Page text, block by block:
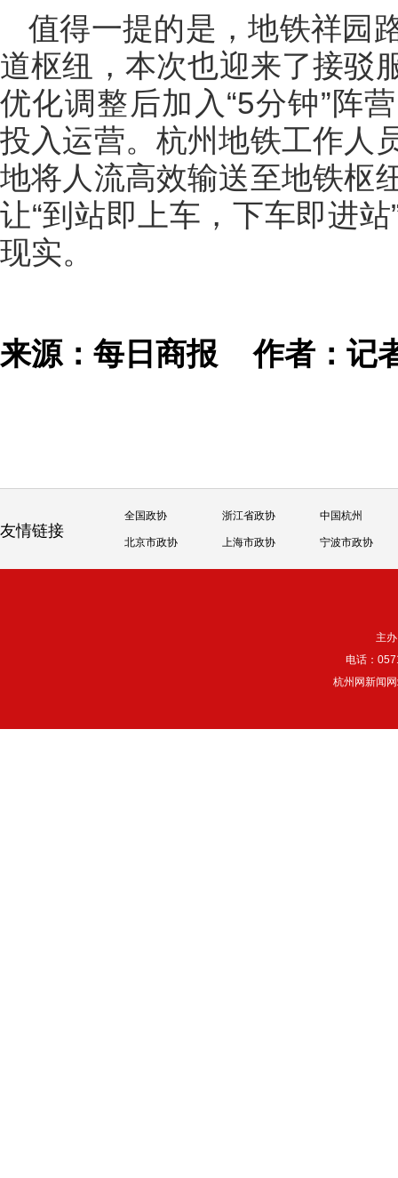
值得一提的是，地铁祥园
道枢纽，本次也迎来了接驳
优化调整后加入“5分钟”阵
投入运营。杭州地铁工作人
地将人流高效输送至地铁枢
让“到站即上车，下车即进
现实。
来源：每日商报作者：记
友情链接
全国政协 浙江省政协 中国杭州
北京市政协 上海市政协 宁波市政协
主
电话：
杭州网新闻